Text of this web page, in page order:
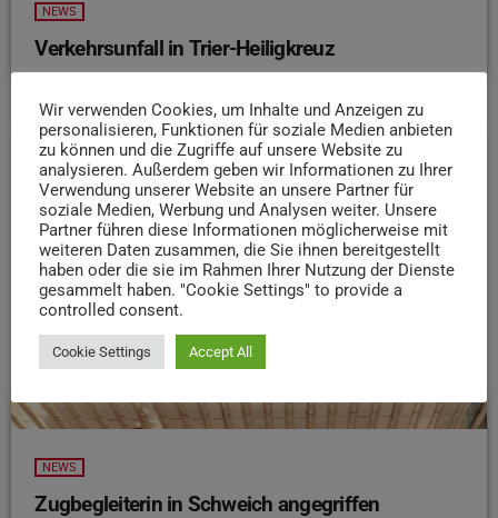
NEWS
Verkehrsunfall in Trier-Heiligkreuz
NEWS
Zugbegleiterin in Schweich angegriffen
Wir verwenden Cookies, um Inhalte und Anzeigen zu
personalisieren, Funktionen für soziale Medien anbieten
zu können und die Zugriffe auf unsere Website zu
analysieren. Außerdem geben wir Informationen zu Ihrer
Verwendung unserer Website an unsere Partner für
soziale Medien, Werbung und Analysen weiter. Unsere
Partner führen diese Informationen möglicherweise mit
weiteren Daten zusammen, die Sie ihnen bereitgestellt
haben oder die sie im Rahmen Ihrer Nutzung der Dienste
gesammelt haben. "Cookie Settings" to provide a
controlled consent.
Cookie Settings Accept All